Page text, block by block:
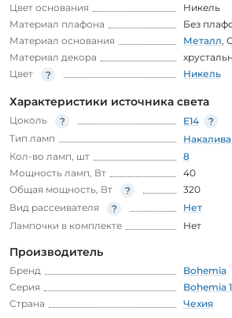
Цвет основания
Никель
Материал плафона
Без
Материал основания
Металл,
Материал декора
Цвет
Никель
Характеристики источника света
Цоколь
E14
Тип ламп
Кол-во ламп, шт
8
Мощность ламп, Вт
40
Общая мощность, Вт
320
Вид рассеивателя
Нет
Лампочки в комплекте
Нет
Производитель
Бренд
Bohemia
Серия
Bohemia
Страна
Чехия